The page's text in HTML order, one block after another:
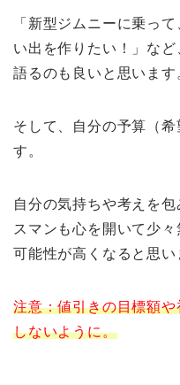
「新型ジムニーに乗っ
い出を作りたい！」な
語るのも良いと思います
そして、自分の予算（
す。
自分の気持ちや考えを
スマンも心を開いて少
可能性が高くなると思い
注意：値引きの目標額
しないように。